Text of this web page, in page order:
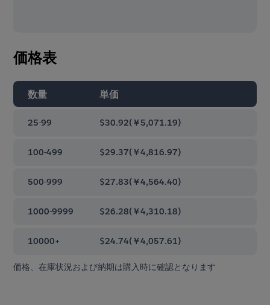
価格表
数量 単価
25-99 $30.92(￥5,071.19)
100-499 $29.37(￥4,816.97)
500-999 $27.83(￥4,564.40)
1000-9999 $26.28(￥4,310.18)
10000+ $24.74(￥4,057.61)
価格、在庫状況および納期は購入時に確認となります